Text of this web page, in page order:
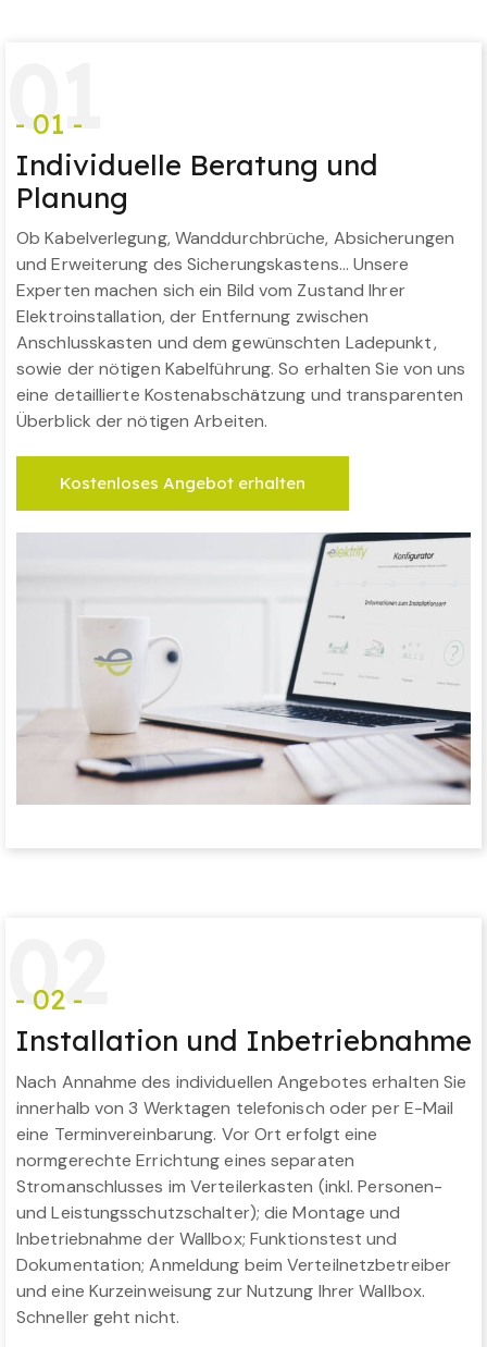
01
- 01 -
Individuelle Beratung und
Planung
Ob Kabelverlegung, Wanddurchbrüche, Absicherungen
und Erweiterung des Sicherungskastens… Unsere
Experten machen sich ein Bild vom Zustand Ihrer
Elektroinstallation, der Entfernung zwischen
Anschlusskasten und dem gewünschten Ladepunkt,
sowie der nötigen Kabelführung. So erhalten Sie von uns
eine detaillierte Kostenabschätzung und transparenten
Überblick der nötigen Arbeiten.
Kostenloses Angebot erhalten
02
- 02 -
Installation und Inbetriebnahme
Nach Annahme des individuellen Angebotes erhalten Sie
innerhalb von 3 Werktagen telefonisch oder per E-Mail
eine Terminvereinbarung. Vor Ort erfolgt eine
normgerechte Errichtung eines separaten
Stromanschlusses im Verteilerkasten (inkl. Personen-
und Leistungsschutzschalter); die Montage und
Inbetriebnahme der Wallbox; Funktionstest und
Dokumentation; Anmeldung beim Verteilnetzbetreiber
und eine Kurzeinweisung zur Nutzung Ihrer Wallbox.
Schneller geht nicht.